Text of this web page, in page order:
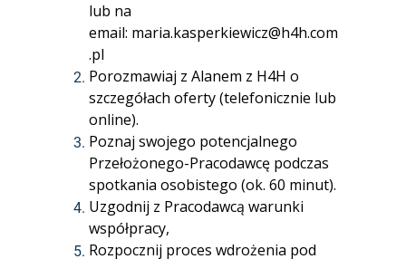
lub na
email: maria.kasperkiewicz@h4h.com
.pl
Porozmawiaj z Alanem z H4H o
szczegółach oferty (telefonicznie lub
online).
Poznaj swojego potencjalnego
Przełożonego-Pracodawcę podczas
spotkania osobistego (ok. 60 minut).
Uzgodnij z Pracodawcą warunki
współpracy,
Rozpocznij proces wdrożenia pod